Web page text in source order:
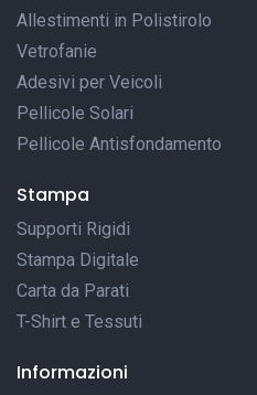
Allestimenti in Polistirolo
Vetrofanie
Adesivi per Veicoli
Pellicole Solari
Pellicole Antisfondamento
Stampa
Supporti Rigidi
Stampa Digitale
Carta da Parati
T-Shirt e Tessuti
Informazioni